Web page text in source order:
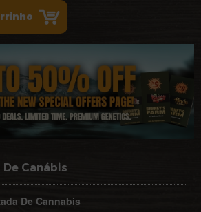
Canábis
De Cannabis